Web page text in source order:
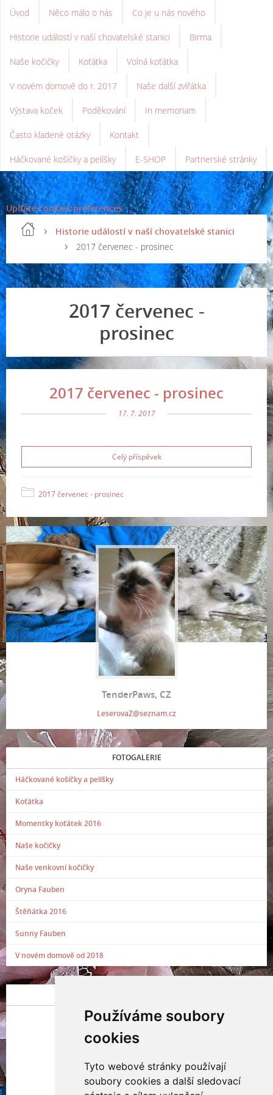
Používáme soubory
cookies
Tyto webové stránky používají
soubory cookies a další sledovací
Úvod Něco málo o nás Co je u nás nového
Historie událostí v naší chovatelské stanici Birma
Naše kočičky Koťátka Volná koťátka
V novém domově do r. 2017 Naše další zvířátka
Výstava koček Poděkování In memoriam
Často kladené otázky Kontakt
Háčkované košíčky a pelíšky E-SHOP Partnerské stránky
Update cookies preferences
Historie událostí v naší chovatelské stanici
2017 červenec - prosinec
2017 červenec -
prosinec
2017 červenec - prosinec
17. 7. 2017
Celý příspěvek
2017 červenec - prosinec
TenderPaws, CZ
LeserovaZ@seznam.cz
FOTOGALERIE
Háčkované košíčky a pelíšky
Koťátka
Momentky koťátek 2016
Naše kočičky
Naše venkovní kočičky
Oryna Fauben
Štěňátka 2016
Sunny Fauben
V novém domově od 2018
Indianna Ryve
Nostra, CZ